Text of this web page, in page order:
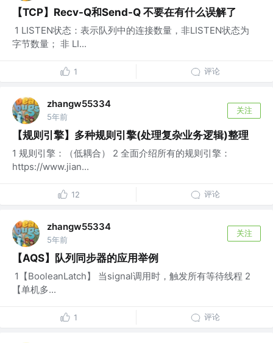
【TCP】Recv-Q和Send-Q 不要在有什么误解了
​ 1 LISTEN状态：表示队列中的连接数量，非LISTEN状态为
字节数量； 非 LI...
1 评论
zhangw55334
5年前
关注
【规则引擎】多种规则引擎(处理复杂业务逻辑)整理
1 规则引擎：（低耦合） 2 全面介绍所有的规则引擎：
https://www.jian...
12 评论
zhangw55334
5年前
关注
【AQS】队列同步器的应用举例
​ 1【BooleanLatch】 当signal调用时，触发所有等待线程 2
【单机多...
1 评论